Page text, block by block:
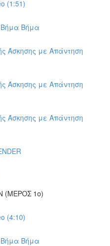
(1:51)
Βήμα Βήμα
Άσκησης με Απάντηση
Άσκησης με Απάντηση
Άσκησης με Απάντηση
(ΜΕΡΟΣ 1ο)
(4:10)
Βήμα Βήμα